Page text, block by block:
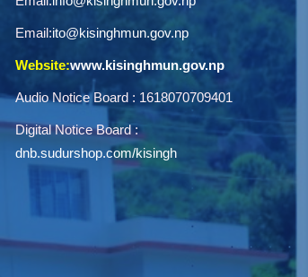
Email:ito@kisinghmun.gov.np
Website:www.kisinghmun.gov.np
Audio Notice Board : 1618070709401
Digital Notice Board :
dnb.sudurshop.com/kisingh